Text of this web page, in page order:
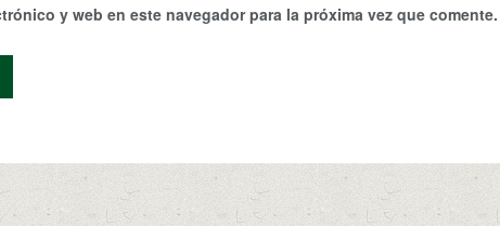
y web en este navegador para la próxima vez que comente.